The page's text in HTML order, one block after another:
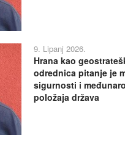
9. Lipanj 2026.
Hrana kao
odrednica pitanje je
sigurnosti i
položaja država